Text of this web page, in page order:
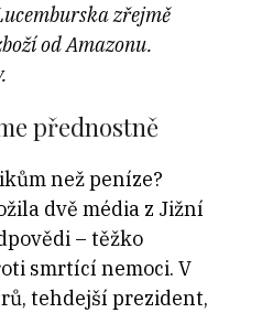
zřejmě
od Amazonu.
přednostně
než peníze?
dvě média z Jižní
– těžko
smrtící nemoci. V
tehdejší prezident,